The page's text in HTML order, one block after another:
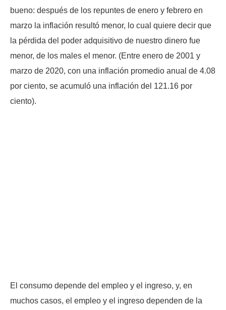
bueno: después de los repuntes de enero y febrero en
marzo la inflación resultó menor, lo cual quiere decir que
la pérdida del poder adquisitivo de nuestro dinero fue
menor, de los males el menor. (Entre enero de 2001 y
marzo de 2020, con una inflación promedio anual de 4.08
por ciento, se acumuló una inflación del 121.16 por
ciento).
El consumo depende del empleo y el ingreso, y, en
muchos casos, el empleo y el ingreso dependen de la